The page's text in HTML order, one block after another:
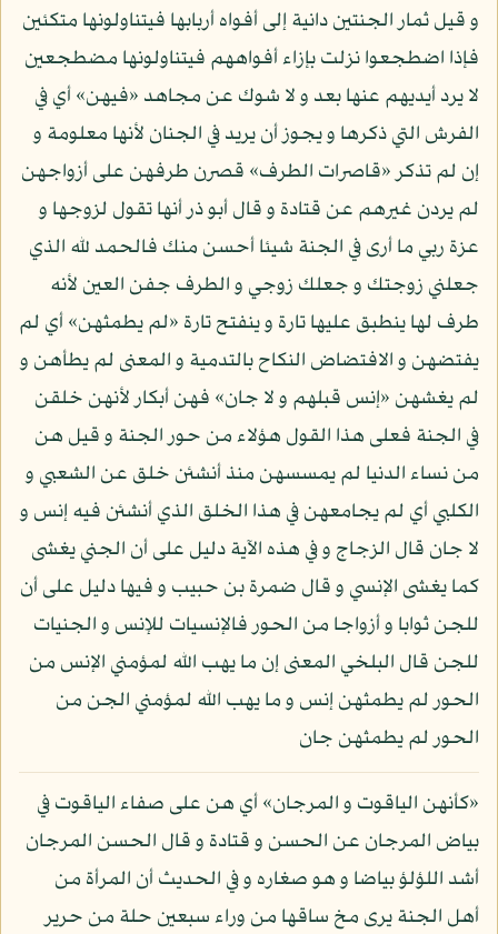
و قيل ثمار الجنتين دانية إلى أفواه أربابها فيتناولونها متكئين
فإذا اضطجعوا نزلت بإزاء أفواههم فيتناولونها مضطجعين
لا يرد أيديهم عنها بعد و لا شوك عن مجاهد «فيهن» أي في
الفرش التي ذكرها و يجوز أن يريد في الجنان لأنها معلومة و
إن لم تذكر «قاصرات الطرف» قصرن طرفهن على أزواجهن
لم يردن غيرهم عن قتادة و قال أبو ذر أنها تقول لزوجها و
عزة ربي ما أرى في الجنة شيئا أحسن منك فالحمد لله الذي
جعلني زوجتك و جعلك زوجي و الطرف جفن العين لأنه
طرف لها ينطبق عليها تارة و ينفتح تارة «لم يطمثهن» أي لم
يفتضهن و الافتضاض النكاح بالتدمية و المعنى لم يطأهن و
لم يغشهن «إنس قبلهم و لا جان» فهن أبكار لأنهن خلقن
في الجنة فعلى هذا القول هؤلاء من حور الجنة و قيل هن
من نساء الدنيا لم يمسسهن منذ أنشئن خلق عن الشعبي و
الكلبي أي لم يجامعهن في هذا الخلق الذي أنشئن فيه إنس و
لا جان قال الزجاج و في هذه الآية دليل على أن الجني يغشى
كما يغشى الإنسي و قال ضمرة بن حبيب و فيها دليل على أن
للجن ثوابا و أزواجا من الحور فالإنسيات للإنس و الجنيات
للجن قال البلخي المعنى إن ما يهب الله لمؤمني الإنس من
الحور لم يطمثهن إنس و ما يهب الله لمؤمني الجن من
الحور لم يطمثهن جان
«كأنهن الياقوت و المرجان» أي هن على صفاء الياقوت في
بياض المرجان عن الحسن و قتادة و قال الحسن المرجان
أشد اللؤلؤ بياضا و هو صغاره و في الحديث أن المرأة من
أهل الجنة يرى مخ ساقها من وراء سبعين حلة من حرير